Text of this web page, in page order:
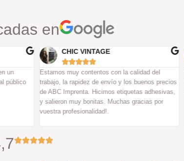
en
un
público
CHIC VINTAGE

Estamos muy contentos con la calidad del
trabajo, la rapidez de envío y los buenos precios
de ABC Imprenta. Hicimos etiquetas adhesivas,
y salieron muy bonitas. Muchas gracias por
vuestra profesionalidad!.